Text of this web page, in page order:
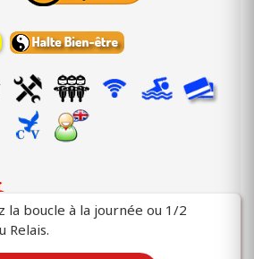
la boucle à la journée ou 1/2
Relais.